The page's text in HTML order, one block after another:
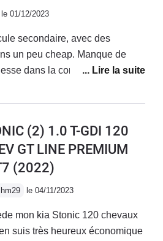
le 01/12/2023
secondaire, avec des
un peu cheap. Manque de
dans la conduite. Isolation
mort avant 50 000km, la
non plus.
(2) 1.0 T-GDI 120
GT LINE PREMIUM
(2022)
le 04/11/2023
mon kia Stonic 120 chevaux
suis très heureux économique